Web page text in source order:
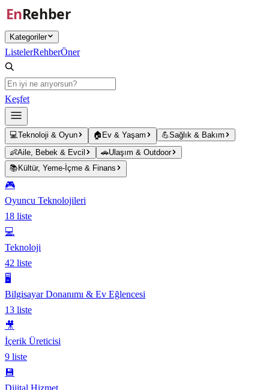
Ana içeriğe atla
Kategoriler
ListelerRehberÖner
Keşfet
💻Teknoloji & Oyun 🏠 Ev & Yaşam 💪Sağlık & Bakım
👶Aile, Bebek & Evcil 🚗Ulaşım & Outdoor
📚 Kültür, Yeme-İçme & Finans
🎮
Oyuncu Teknolojileri
18 liste
💻
Teknoloji
42 liste
🖥️
Bilgisayar Donanımı & Ev Eğlencesi
13 liste
🎥
İçerik Üreticisi
9 liste
💾
Dijital Hizmet